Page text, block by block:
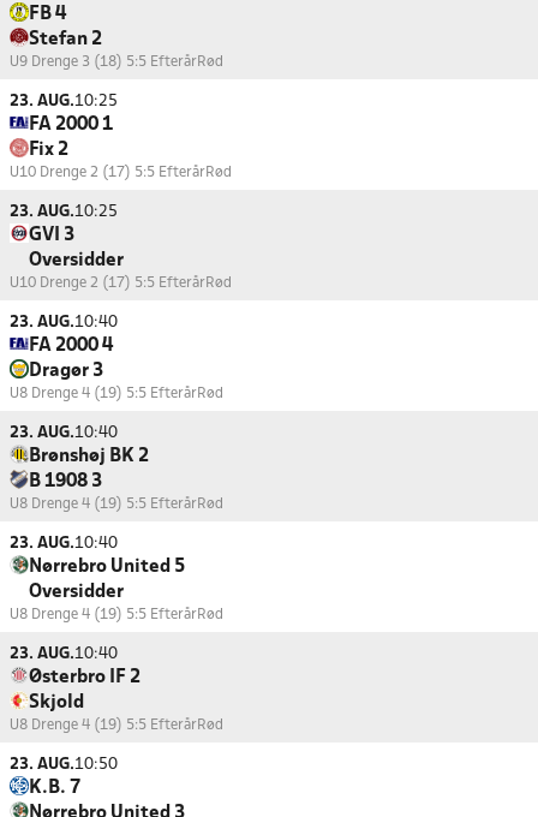
FB 4
Stefan 2
U9 Drenge 3 (18) 5:5 EfterårRød
23. AUG.10:25
FA 2000 1
Fix 2
U10 Drenge 2 (17) 5:5 EfterårRød
23. AUG.10:25
GVI 3
Oversidder
U10 Drenge 2 (17) 5:5 EfterårRød
23. AUG.10:40
FA 2000 4
Dragør 3
U8 Drenge 4 (19) 5:5 EfterårRød
23. AUG.10:40
Brønshøj BK 2
B 1908 3
U8 Drenge 4 (19) 5:5 EfterårRød
23. AUG.10:40
Nørrebro United 5
Oversidder
U8 Drenge 4 (19) 5:5 EfterårRød
23. AUG.10:40
Østerbro IF 2
Skjold
U8 Drenge 4 (19) 5:5 EfterårRød
23. AUG.10:50
K.B. 7
Nørrebro United 3